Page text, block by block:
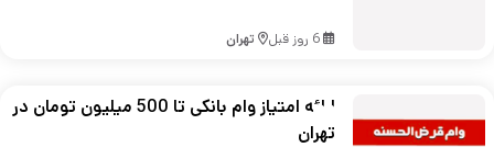
6 روز قبل تهران
ارائه امتیاز وام بانکی تا 500 میلیون تومان در
تهران